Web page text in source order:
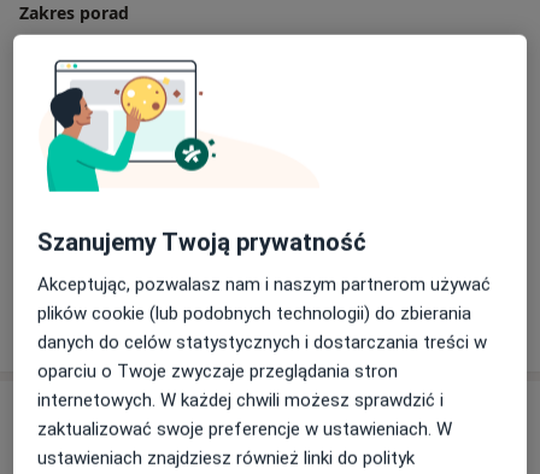
w kursach doskonalących oraz konferencjach
naukowych. W chirurgii dziecięcej szczególnie
interesuje się chirurgią noworodka oraz zaburzeniami
motoryki przewodu pokarmowego. Największą
satysfakcję daje jej wdzięczność i uśmiech pacjentów,
czyli Dzieci, a także zadowoleni Rodzice. Chirurgia
dziecięca to zarówno jej zawód, jak i pasja, a na co
dzień jest troskliwą, kochającą mamą.
Zakres porad
Główne obszary pomocy
Stulejka Przepuklina pachwinowa
Znamiona
+4a11y_sr_more_diseases
Dzieci
Pokaż więcejo doświadczeniu
Usługi i ceny
Badania diagnostyczne
Szanujemy Twoją prywatność
Akceptując, pozwalasz nam i naszym partnerom używać
plików cookie (lub podobnych technologii) do zbierania
danych do celów statystycznych i dostarczania treści w
oparciu o Twoje zwyczaje przeglądania stron
internetowych. W każdej chwili możesz sprawdzić i
zaktualizować swoje preferencje w ustawieniach. W
ustawieniach znajdziesz również linki do polityk